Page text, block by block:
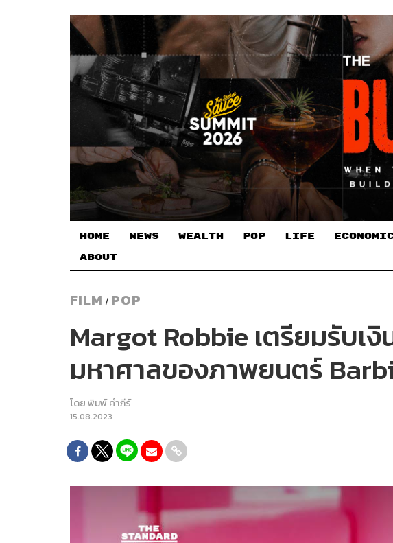
HOME NEWS WEALTH POP LIFE
ABOUT
FILM / POP
Margot Robbie เตรียมรับเ
มหาศาลของภาพยนตร์
โดยพิมพ์ คำภีร์
15.08.2023